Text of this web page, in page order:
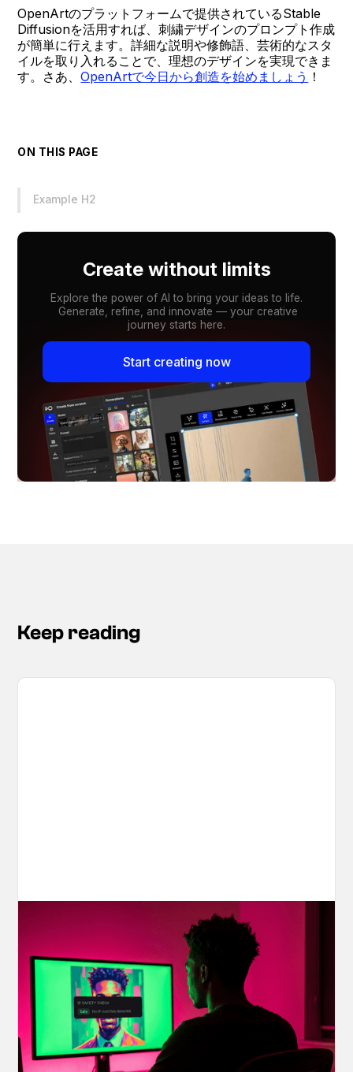
OpenArtのプラットフォームで提供されているStable
Diffusionを活用すれば、刺繍デザインのプロンプト作成
が簡単に行えます。詳細な説明や修飾語、芸術的なスタ
イルを取り入れることで、理想のデザインを実現できま
す。さあ、OpenArtで今日から創造を始めましょう ！
ON THIS PAGE
Example H2
Create without limits
Explore the power of AI to bring your ideas to life.
Generate, refine, and innovate — your creative
journey starts here.
Start creating now
Keep reading
Your AI Creations, Protected: How
OpenArt's IP Safety Check Keeps
Creators Safe
You made something you love, but is it safe to
share? OpenArt's IP Safety Check, powered
by CopySight, lets you scan your creations for
potential IP issues before they leave your
hands.
April 2, 2026